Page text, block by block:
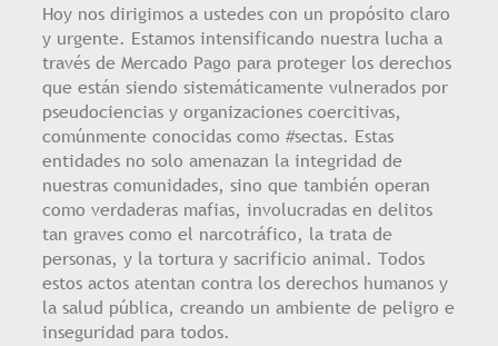
Hoy nos dirigimos a ustedes con un propósito claro
y urgente. Estamos intensificando nuestra lucha a
través de Mercado Pago para proteger los derechos
que están siendo sistemáticamente vulnerados por
pseudociencias y organizaciones coercitivas,
comúnmente conocidas como #sectas. Estas
entidades no solo amenazan la integridad de
nuestras comunidades, sino que también operan
como verdaderas mafias, involucradas en delitos
tan graves como el narcotráfico, la trata de
personas, y la tortura y sacrificio animal. Todos
estos actos atentan contra los derechos humanos y
la salud pública, creando un ambiente de peligro e
inseguridad para todos.